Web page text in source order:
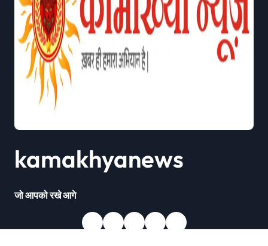
kamakhyanews
जो आपको रखे आगे